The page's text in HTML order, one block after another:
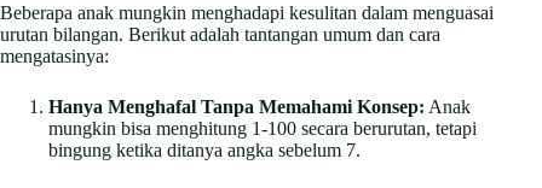
Beberapa anak mungkin menghadapi kesulitan dalam menguasai
urutan bilangan. Berikut adalah tantangan umum dan cara
mengatasinya:
Hanya Menghafal Tanpa Memahami Konsep: Anak
mungkin bisa menghitung 1-100 secara berurutan, tetapi
bingung ketika ditanya angka sebelum 7.